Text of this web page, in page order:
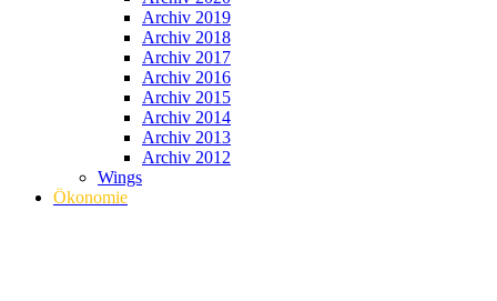
Archiv 2019
Archiv 2018
Archiv 2017
Archiv 2016
Archiv 2015
Archiv 2014
Archiv 2013
Archiv 2012
Wings
Ökonomie